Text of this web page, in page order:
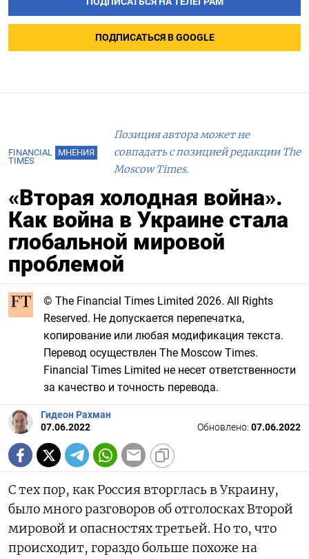
ПОДПИСАТЬСЯ В GOOGLE
FINANCIAL
TIMES
МНЕНИЯ
Позиция автора может не
совпадать с позицией редакции The
Moscow Times.
«Вторая холодная война».
Как война в Украине стала
глобальной мировой
проблемой
© The Financial Times Limited 2026. All Rights
Reserved. Не допускается перепечатка,
копирование или любая модификация текста.
Перевод осуществлен The Moscow Times.
Financial Times Limited не несет ответственности
за качество и точность перевода.
Гидеон Рахман
07.06.2022
Обновлено: 07.06.2022
С тех пор, как Россия вторглась в Украину,
было много разговоров об отголосках Второй
мировой и опасностях третьей. Но то, что
происходит, гораздо больше похоже на